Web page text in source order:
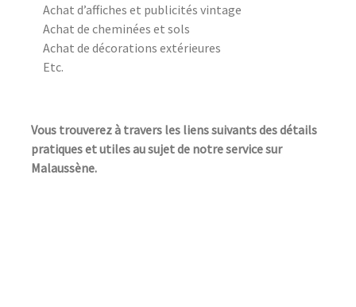
Achat d’affiches et publicités vintage
Achat de cheminées et sols
Achat de décorations extérieures
Etc.
Vous trouverez à travers les liens suivants des détails
pratiques et utiles au sujet de notre service sur
Malaussène.